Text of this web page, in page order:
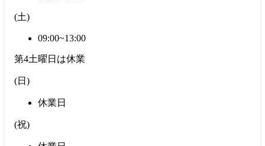
(土)
09:00~13:00
第4土曜日は休業
(日 )
休業日
(祝)